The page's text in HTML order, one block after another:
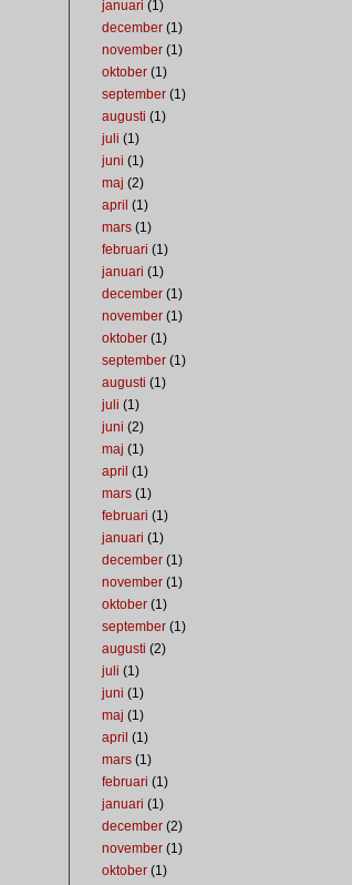
januari (1)
december (1)
november (1)
oktober (1)
september (1)
augusti (1)
juli (1)
juni (1)
maj (2)
april (1)
mars (1)
februari (1)
januari (1)
december (1)
november (1)
oktober (1)
september (1)
augusti (1)
juli (1)
juni (2)
maj (1)
april (1)
mars (1)
februari (1)
januari (1)
december (1)
november (1)
oktober (1)
september (1)
augusti (2)
juli (1)
juni (1)
maj (1)
april (1)
mars (1)
februari (1)
januari (1)
december (2)
november (1)
oktober (1)